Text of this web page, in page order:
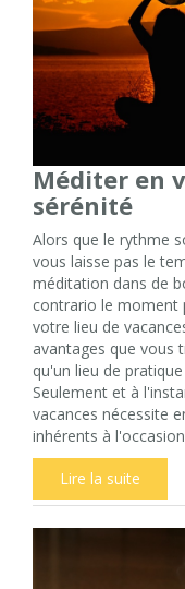
Méditer en
sérénité
Alors que le rythme
vous laisse pas le
méditation dans de
contrario le moment
votre lieu de
avantages que vous
qu'un lieu de
Seulement et à
vacances nécessite
inhérents à
Lire la suite